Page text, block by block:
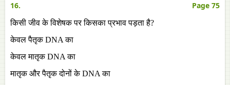
16. Page 75
किसी जीव के विशेषक पर किसका प्रभाव पड़ता है?
केवल पैतृक DNA का
केवल मातृक DNA का
मातृक और पैतृक दोनों के DNA का